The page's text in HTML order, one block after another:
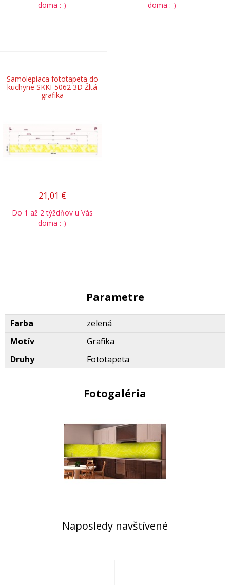
doma :-) doma :-)
Samolepiaca fototapeta do
kuchyne SKKI-5062 3D Žltá
grafika
21,01 €
Do 1 až 2 týždňov u Vás
doma :-)
Parametre
Farba
zelená
Motív
Grafika
Druhy
Fototapeta
Fotogaléria
Naposledy navštívené